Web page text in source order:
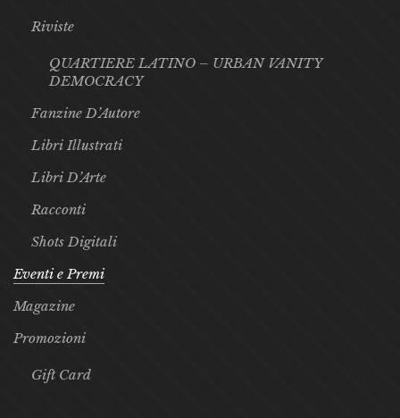
Riviste
QUARTIERE LATINO – URBAN VANITY
DEMOCRACY
Fanzine D’Autore
Libri Illustrati
Libri D’Arte
Racconti
Shots Digitali
Eventi e Premi
Magazine
Promozioni
Gift Card